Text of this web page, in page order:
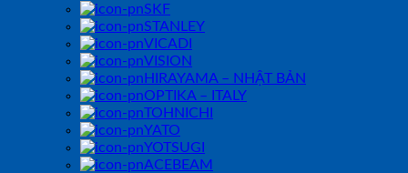
SKF
STANLEY
VICADI
VISION
HIRAYAMA – NHẬT BẢN
OPTIKA – ITALY
TOHNICHI
YATO
YOTSUGI
ACEBEAM